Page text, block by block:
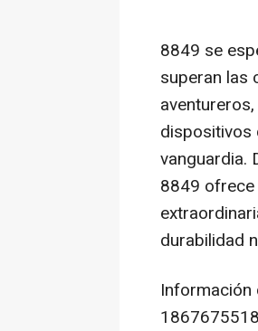
8849 se
superan las
dispositivos
vanguardia.
8849 ofrece
durabilidad
Información